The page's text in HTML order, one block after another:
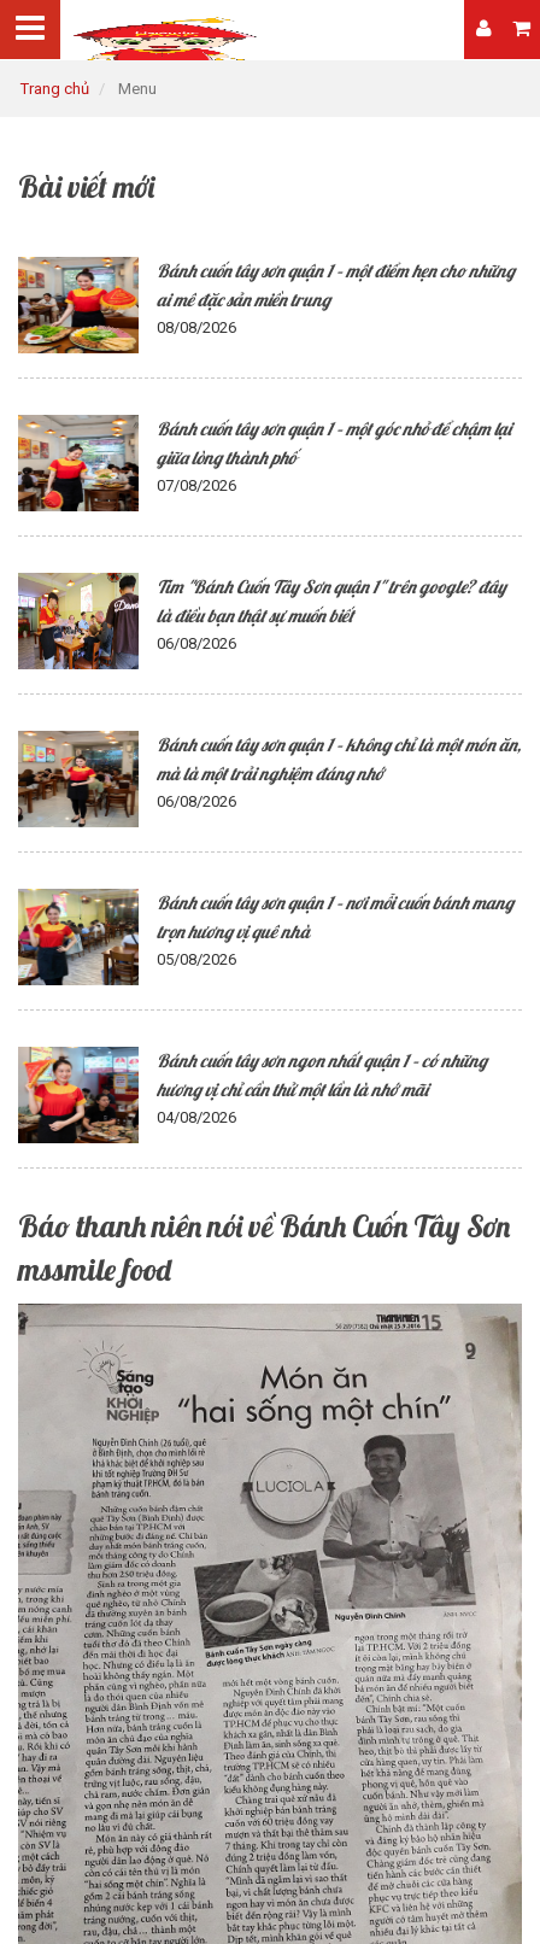
Trang chủ Menu
Bài viết mới
Bánh cuốn tây sơn quận 1 – một điểm hẹn cho những
ai mê đặc sản miền trung
08/08/2026
Bánh cuốn tây sơn quận 1 – một góc nhỏ để chậm lại
giữa lòng thành phố
07/08/2026
Tìm "Bánh Cuốn Tây Sơn quận 1" trên google? đây
là điều bạn thật sự muốn biết
06/08/2026
Bánh cuốn tây sơn quận 1 – không chỉ là một món ăn,
mà là một trải nghiệm đáng nhớ
06/08/2026
Bánh cuốn tây sơn quận 1 – nơi mỗi cuốn bánh mang
trọn hương vị quê nhà
05/08/2026
Bánh cuốn tây sơn ngon nhất quận 1 – có những
hương vị chỉ cần thử một lần là nhớ mãi
04/08/2026
Báo thanh niên nói về Bánh Cuốn Tây Sơn
mssmile food